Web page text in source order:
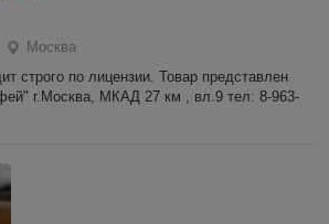
Москва
строго по лицензии. Товар представлен
г.Москва, МКАД 27 км , вл.9 тел: 8-963-